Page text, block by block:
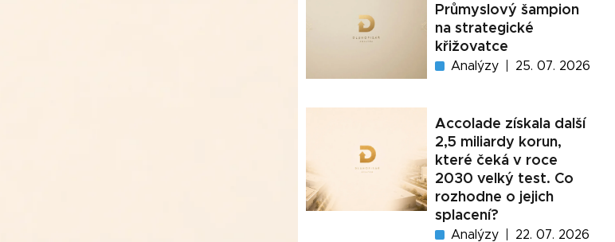
Průmyslový šampion
na strategické
křižovatce
Analýzy 25. 07. 2026
Accolade získala další
2,5 miliardy korun,
které čeká v roce
2030 velký test. Co
rozhodne o jejich
splacení?
Analýzy 22. 07. 2026